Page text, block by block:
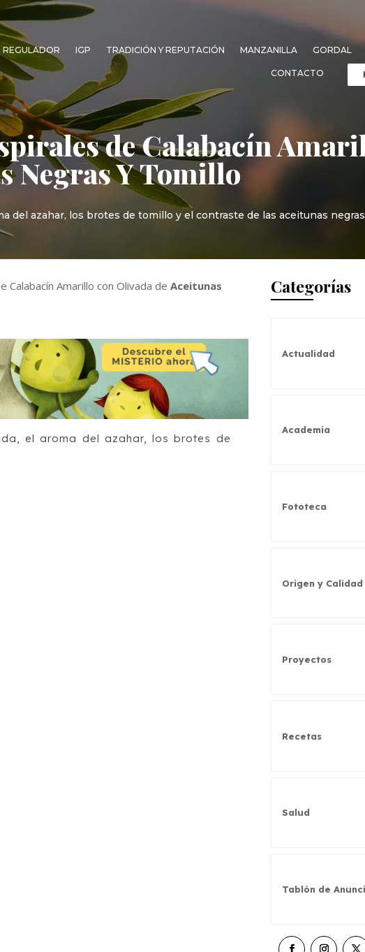
REGULADOR IGP TRADICIÓN Y REPUTACIÓN MANZANILLA GORDAL
CONTACTO
de Calabacín
Negras Y Tomillo
del azahar, los brotes de tomillo y el contraste de las aceitunas
Calabacín Amarillo con Olivada deAceitunas
el aroma del azahar, los brotes de
Categorías
Actualidad
Academia
Fototeca
Origen y Calidad
Proyectos
Recetas
Salud
Tablón de